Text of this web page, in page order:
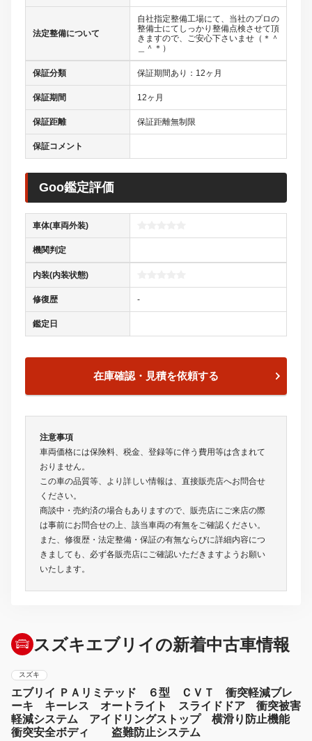
法定整備について
自社指定整備工場にて、当社のプロの
整備士にてしっかり整備点検させて頂
きますので、ご安心下さいませ（＊＾
＿＾＊）
保証分類 保証期間あり：12ヶ月
保証期間 12ヶ月
保証距離 保証距離無制限
保証コメント
Goo鑑定評価
車体(車両外装)
機関判定
内装(内装状態)
修復歴 -
鑑定日
在庫確認・見積を依頼する
注意事項
車両価格には保険料、税金、登録等に伴う費用等は含まれて
おりません。
この車の品質等、より詳しい情報は、直接販売店へお問合せ
ください。
商談中・売約済の場合もありますので、販売店にご来店の際
は事前にお問合せの上、該当車両の有無をご確認ください。
また、修復歴・法定整備・保証の有無ならびに詳細内容につ
きましても、必ず各販売店にご確認いただきますようお願い
いたします。
スズキエブリイの新着中古車情報
スズキ
エブリイ ＰＡリミテッド ６型 ＣＶＴ 衝突軽減ブレ
ーキ キーレス オートライト スライドドア 衝突被害
軽減システム アイドリングストップ 横滑り防止機能
衝突安全ボディ 盗難防止システム